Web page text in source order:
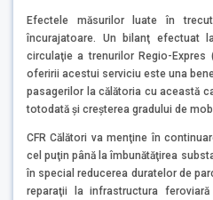
Efectele măsurilor luate în
încurajatoare. Un bilanţ efectuat
circulaţie a trenurilor Regio-Expres
oferirii acestui serviciu este una
pasagerilor la călătoria cu această
totodată și creșterea gradului de
CFR Călători va menţine în
cel puţin până la îmbunătăţirea
în special reducerea duratelor de
reparaţii la infrastructura